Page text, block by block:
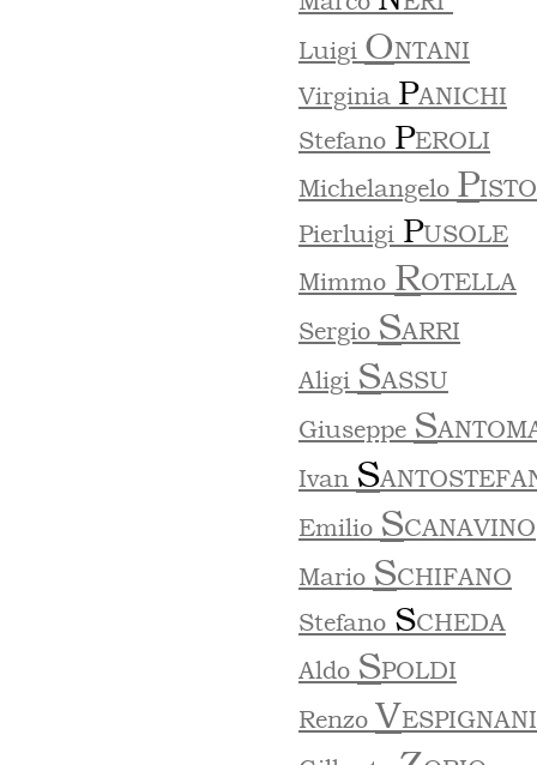
Luigi ONTANI
Virginia PANICHI
Stefano PEROLI
Michelangelo P
Pierluigi PUSOLE
Mimmo ROTELLA
Sergio SARRI
Aligi SASSU
Giuseppe S
Ivan S
Emilio SCANAVINO
Mario SCHIFANO
Stefano SCHEDA
Aldo SPOLDI
Renzo VESPIGNANI